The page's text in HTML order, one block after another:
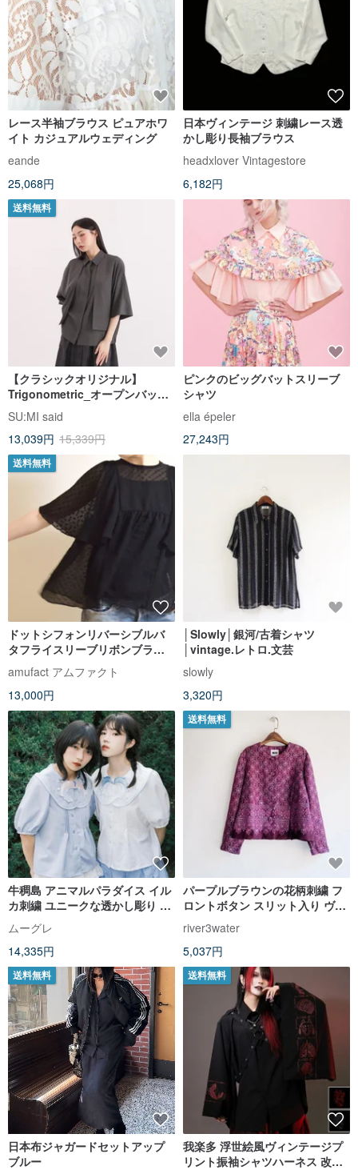
レース半袖ブラウス ピュアホワ
イト カジュアルウェディング
eande
25,068円
日本ヴィンテージ 刺繍レース透
かし彫り長袖ブラウス
headxlover Vintagestore
6,182円
送料無料
【クラシックオリジナル】
Trigonometric_オープンバック
シャツ_CLT001_アッシュブルー
SU:MI said
13,039円 15,339円
ピンクのビッグバットスリーブ
シャツ
ella épeler
27,243円
送料無料
ドットシフォンリバーシブルバ
タフライスリーブリボンブラウ
ス ブラック 受注制作
amufact アムファクト
13,000円
│Slowly│銀河/古着シャツ
│vintage.レトロ.文芸
slowly
3,320円
牛稠島 アニマルパラダイス イル
カ刺繍 ユニークな透かし彫り 波
型変形襟 バイカラー半袖シャツ
トップス
ムーグレ
14,335円
送料無料
パープルブラウンの花柄刺繍 フ
ロントボタン スリット入り ヴィ
ンテージブラウス シャツ
river3water
5,037円
送料無料
日本布ジャガードセットアップ
ブルー
送料無料
我楽多 浮世絵風ヴィンテージプ
リント振袖シャツハーネス 改良